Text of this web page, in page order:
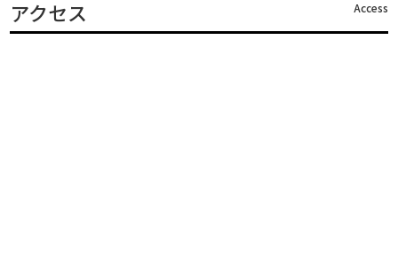
アクセス Access